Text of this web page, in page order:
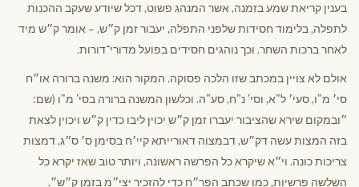
בענין קריאת שמע בזמנה, אשר המנהג פשוט, דכל שיודע שעקב ההכנות
לתפלה, בלימוד חסידות שלפני התפלה, יעבור זמן ק״ש, – אומר ק״ש מיד
לאחר ברכות השחר. וכך נוהגים חסידים בפועל מדורי־דורות.
אולם לא צויין במכתב שזו הלכה פסוקה. המקור הוא: משנה ברורה או״ח
סי׳ מ"ו, סעי׳ ל"א, וסי' נ"ח, סע"ה. וכלשון המשנה ברורה בסי' מ"ו (שם:
״ובמקום שירא שהציבור יעברו זמן ק״ש יכוין ליבו כדין ק״ש ויכוין לצאת
בזה המצות עשה דק״ש, דבמצוה דאורייתא קיי׳ח בסימן ס׳ ס״ג, דמצות
צריכות כונה. וי״א שיקרא כל הפרשה ראשונה, ויותר טוב שאז יקרא כל
השלשה פרשיות, כמו שכתב הפר״ח כדי להזכיר יצי״מ בזמן ק״ש״.